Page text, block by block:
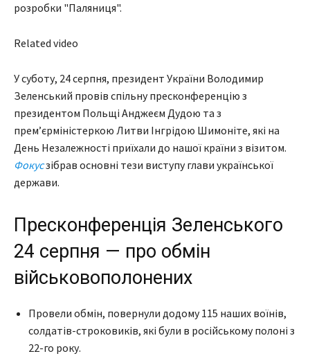
розробки "Паляниця".
Related video
У суботу, 24 серпня, президент України Володимир
Зеленський провів спільну пресконференцію з
президентом Польщі Анджеєм Дудою та з
прем’єрміністеркою Литви Інгрідою Шимоніте, які на
День Незалежності приїхали до нашої країни з візитом.
Фокусзібрав основні тези виступу глави української
держави.
Пресконференція Зеленського
24 серпня — про обмін
військовополонених
Провели обмін, повернули додому 115 наших воїнів,
солдатів-строковиків, які були в російському полоні з
22-го року.